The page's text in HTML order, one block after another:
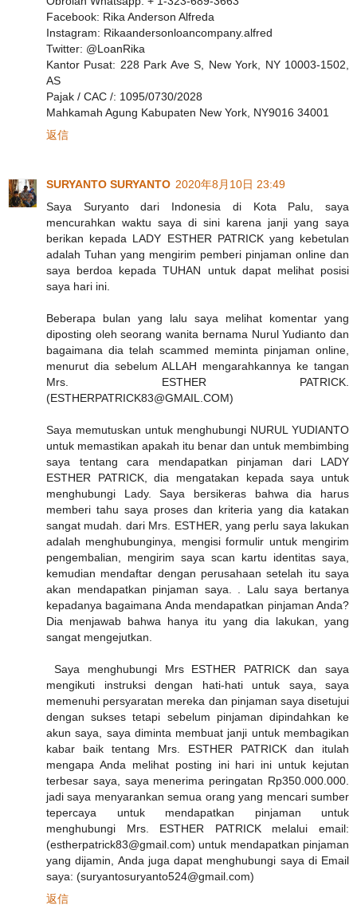
Facebook: Rika Anderson Alfreda
Instagram: Rikaandersonloancompany.alfred
Twitter: @LoanRika
Kantor Pusat: 228 Park Ave S, New York, NY 10003-1502,
AS
Pajak / CAC /: 1095/0730/2028
Mahkamah Agung Kabupaten New York, NY9016 34001
返信
SURYANTO SURYANTO 2020年8月10日 23:49
Saya Suryanto dari Indonesia di Kota Palu, saya
mencurahkan waktu saya di sini karena janji yang saya
berikan kepada LADY ESTHER PATRICK yang kebetulan
adalah Tuhan yang mengirim pemberi pinjaman online dan
saya berdoa kepada TUHAN untuk dapat melihat posisi
saya hari ini.
Beberapa bulan yang lalu saya melihat komentar yang
diposting oleh seorang wanita bernama Nurul Yudianto dan
bagaimana dia telah scammed meminta pinjaman online,
menurut dia sebelum ALLAH mengarahkannya ke tangan
Mrs. ESTHER PATRICK.
(ESTHERPATRICK83@GMAIL.COM)
Saya memutuskan untuk menghubungi NURUL YUDIANTO
untuk memastikan apakah itu benar dan untuk membimbing
saya tentang cara mendapatkan pinjaman dari LADY
ESTHER PATRICK, dia mengatakan kepada saya untuk
menghubungi Lady. Saya bersikeras bahwa dia harus
memberi tahu saya proses dan kriteria yang dia katakan
sangat mudah. dari Mrs. ESTHER, yang perlu saya lakukan
adalah menghubunginya, mengisi formulir untuk mengirim
pengembalian, mengirim saya scan kartu identitas saya,
kemudian mendaftar dengan perusahaan setelah itu saya
akan mendapatkan pinjaman saya. . Lalu saya bertanya
kepadanya bagaimana Anda mendapatkan pinjaman Anda?
Dia menjawab bahwa hanya itu yang dia lakukan, yang
sangat mengejutkan.
Saya menghubungi Mrs ESTHER PATRICK dan saya
mengikuti instruksi dengan hati-hati untuk saya, saya
memenuhi persyaratan mereka dan pinjaman saya disetujui
dengan sukses tetapi sebelum pinjaman dipindahkan ke
akun saya, saya diminta membuat janji untuk membagikan
kabar baik tentang Mrs. ESTHER PATRICK dan itulah
mengapa Anda melihat posting ini hari ini untuk kejutan
terbesar saya, saya menerima peringatan Rp350.000.000.
jadi saya menyarankan semua orang yang mencari sumber
tepercaya untuk mendapatkan pinjaman untuk
menghubungi Mrs. ESTHER PATRICK melalui email:
(estherpatrick83@gmail.com) untuk mendapatkan pinjaman
yang dijamin, Anda juga dapat menghubungi saya di Email
saya: (suryantosuryanto524@gmail.com)
返信